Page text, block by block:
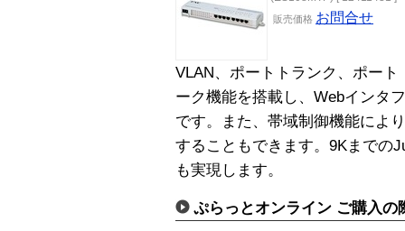
販売価格 お問合せ
VLAN、ポートトランク、ポー
ーク機能を搭載し、Webインタ
です。また、帯域制御機能によ
することもできます。9Kまでの
も実現します。
ぷらっとオンライン ご購入の